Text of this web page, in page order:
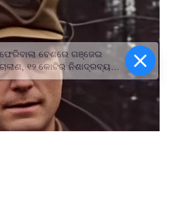
ଫେରିବାଲା ବେଶରେ ଗଞ୍ଜେଇ
ଚାଲାଣ, ୧୨ କୋଟିର ନିଶାଦ୍ରବ୍ୟ
ଜବତ